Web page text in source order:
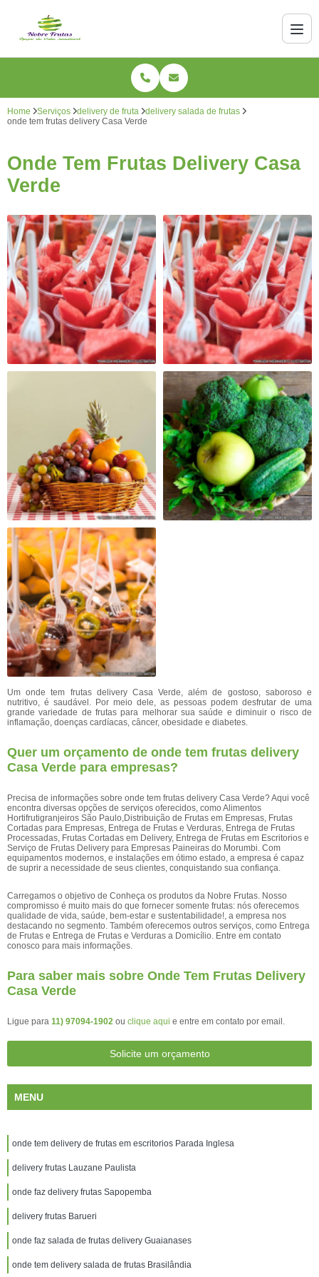
Home Serviços delivery de fruta
delivery salada de frutas
onde tem frutas delivery Casa Verde
Onde Tem Frutas Delivery Casa
Verde
Um onde tem frutas delivery Casa Verde, além de gostoso, saboroso e
nutritivo, é saudável. Por meio dele, as pessoas podem desfrutar de uma
grande variedade de frutas para melhorar sua saúde e diminuir o risco de
inflamação, doenças cardíacas, câncer, obesidade e diabetes.
Quer um orçamento de onde tem frutas delivery
Casa Verde para empresas?
Precisa de informações sobre onde tem frutas delivery Casa Verde? Aqui você
encontra diversas opções de serviços oferecidos, como Alimentos
Hortifrutigranjeiros São Paulo,Distribuição de Frutas em Empresas, Frutas
Cortadas para Empresas, Entrega de Frutas e Verduras, Entrega de Frutas
Processadas, Frutas Cortadas em Delivery, Entrega de Frutas em Escritorios e
Serviço de Frutas Delivery para Empresas Paineiras do Morumbi. Com
equipamentos modernos, e instalações em ótimo estado, a empresa é capaz
de suprir a necessidade de seus clientes, conquistando sua confiança.
Carregamos o objetivo de Conheça os produtos da Nobre Frutas. Nosso
compromisso é muito mais do que fornecer somente frutas: nós oferecemos
qualidade de vida, saúde, bem-estar e sustentabilidade!, a empresa nos
destacando no segmento. Também oferecemos outros serviços, como Entrega
de Frutas e Entrega de Frutas e Verduras a Domicílio. Entre em contato
conosco para mais informações.
Para saber mais sobre Onde Tem Frutas Delivery
Casa Verde
Ligue para 11) 97094-1902 ou clique aqui e entre em contato por email.
Solicite um orçamento
MENU
onde tem delivery de frutas em escritorios Parada Inglesa
delivery frutas Lauzane Paulista
onde faz delivery frutas Sapopemba
delivery frutas Barueri
onde faz salada de frutas delivery Guaianases
onde tem delivery salada de frutas Brasilândia